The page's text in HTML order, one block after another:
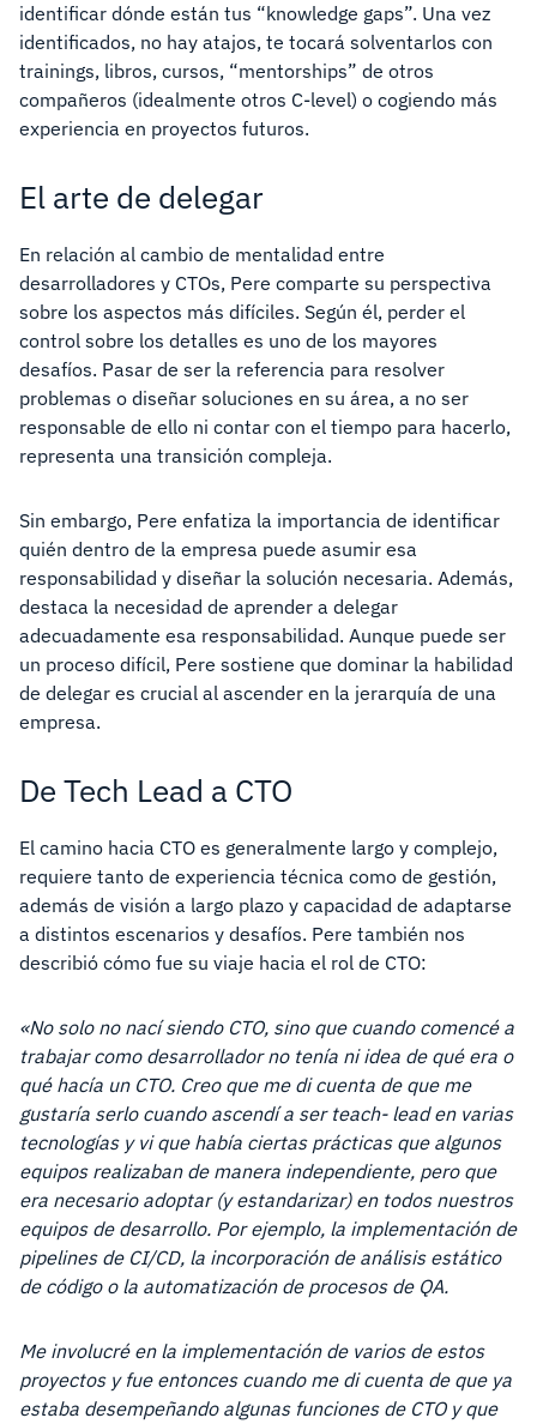
identificar dónde están tus “knowledge gaps”. Una vez
identificados, no hay atajos, te tocará solventarlos con
trainings, libros, cursos, “mentorships” de otros
compañeros (idealmente otros C-level) o cogiendo más
experiencia en proyectos futuros.
El arte de delegar
En relación al cambio de mentalidad entre
desarrolladores y CTOs, Pere comparte su perspectiva
sobre los aspectos más difíciles. Según él, perder el
control sobre los detalles es uno de los mayores
desafíos. Pasar de ser la referencia para resolver
problemas o diseñar soluciones en su área, a no ser
responsable de ello ni contar con el tiempo para hacerlo,
representa una transición compleja.
Sin embargo, Pere enfatiza la importancia de identificar
quién dentro de la empresa puede asumir esa
responsabilidad y diseñar la solución necesaria. Además,
destaca la necesidad de aprender a delegar
adecuadamente esa responsabilidad. Aunque puede ser
un proceso difícil, Pere sostiene que dominar la habilidad
de delegar es crucial al ascender en la jerarquía de una
empresa.
De Tech Lead a CTO
El camino hacia CTO es generalmente largo y complejo,
requiere tanto de experiencia técnica como de gestión,
además de visión a largo plazo y capacidad de adaptarse
a distintos escenarios y desafíos. Pere también nos
describió cómo fue su viaje hacia el rol de CTO:
«No solo no nací siendo CTO, sino que cuando comencé a
trabajar como desarrollador no tenía ni idea de qué era o
qué hacía un CTO. Creo que me di cuenta de que me
gustaría serlo cuando ascendí a ser teach- lead en varias
tecnologías y vi que había ciertas prácticas que algunos
equipos realizaban de manera independiente, pero que
era necesario adoptar (y estandarizar) en todos nuestros
equipos de desarrollo. Por ejemplo, la implementación de
pipelines de CI/CD, la incorporación de análisis estático
de código o la automatización de procesos de QA.
Me involucré en la implementación de varios de estos
proyectos y fue entonces cuando me di cuenta de que ya
estaba desempeñando algunas funciones de CTO y que